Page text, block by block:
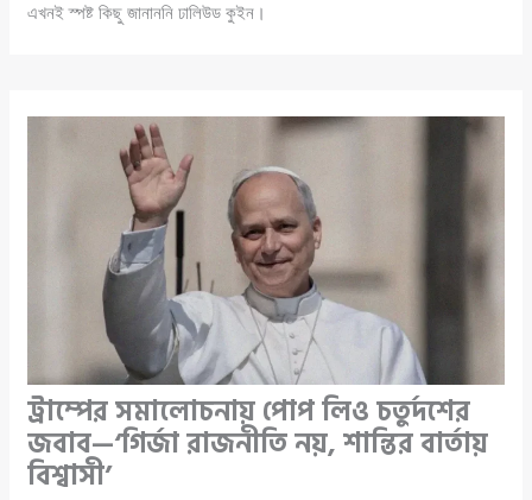
এখনই স্পষ্ট কিছু জানাননি ঢালিউড কুইন।
ট্রাম্পের সমালোচনায় পোপ লিও চতুর্দশের
জবাব—‘গির্জা রাজনীতি নয়, শান্তির বার্তায়
বিশ্বাসী’